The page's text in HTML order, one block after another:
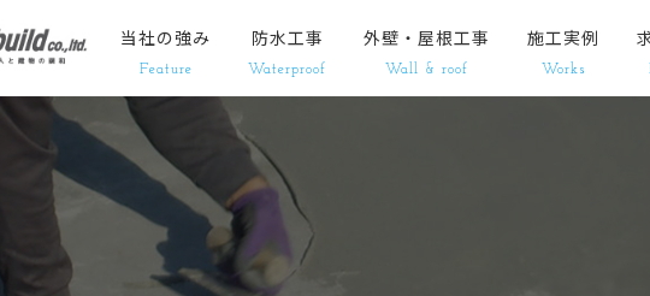
当社の強み
Feature
防水工事
Waterproof
外壁・屋根工事
Wall & roof
施工実例
Works